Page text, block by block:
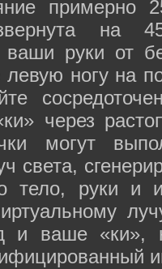
примерно
на
руки от
левую ногу на
через
могут
света,
тело, руки и
и ваше «ки»,